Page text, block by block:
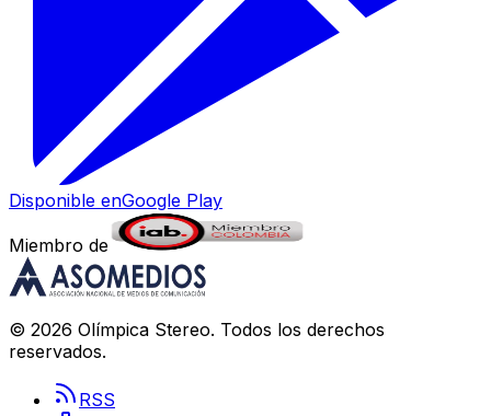
Disponible enGoogle Play
Miembro de
© 2026 Olímpica Stereo. Todos los derechos
reservados.
RSS